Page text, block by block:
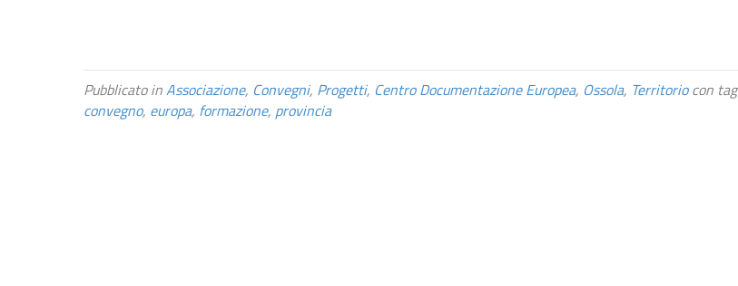
Pubblicato inAssociazione, Convegni, Progetti, Centro Documentazione Europea, Ossola, Territoriocon tag
convegno, europa, formazione, provincia